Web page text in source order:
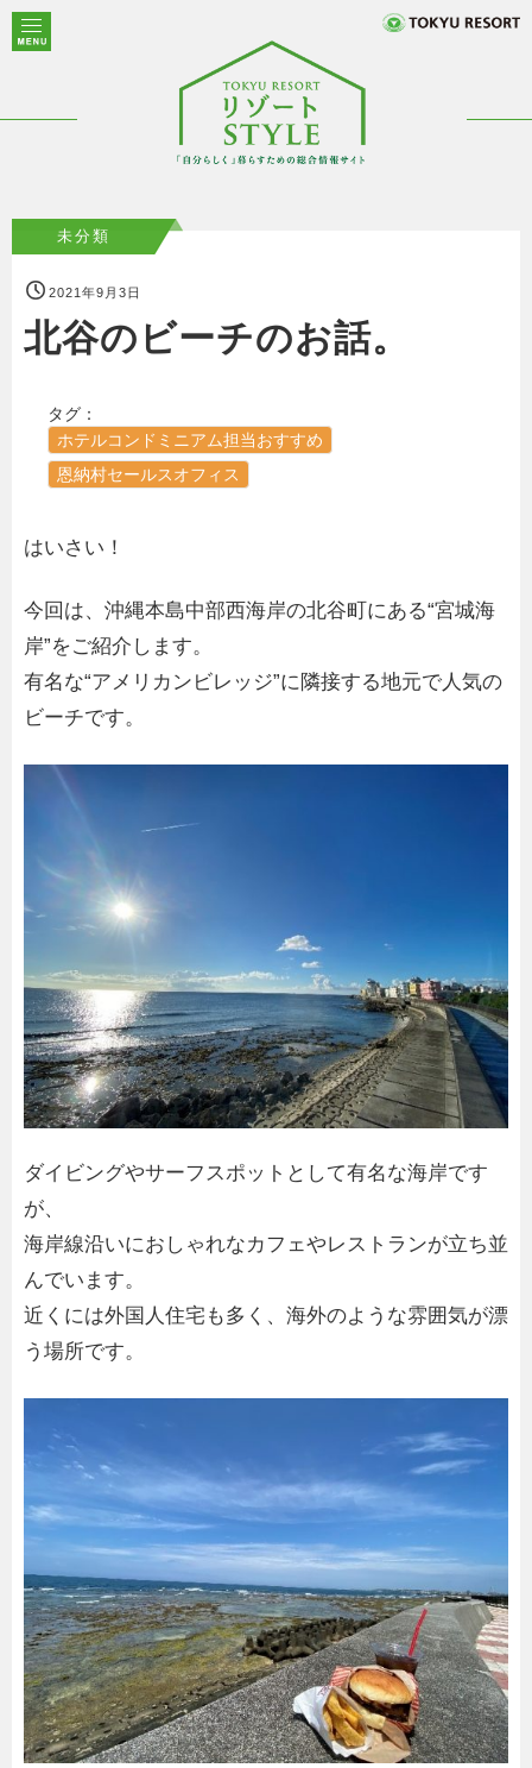
2021年9月3日
北谷のビーチのお話。
タグ：
ホテルコンドミニアム担当おすすめ
恩納村セールスオフィス
未分類
はいさい！
今回は、沖縄本島中部西海岸の北谷町にある“宮城海
岸”をご紹介します。
有名な“アメリカンビレッジ”に隣接する地元で人気の
ビーチです。
ダイビングやサーフスポットとして有名な海岸です
が、
海岸線沿いにおしゃれなカフェやレストランが立ち並
んでいます。
近くには外国人住宅も多く、海外のような雰囲気が漂
う場所です。